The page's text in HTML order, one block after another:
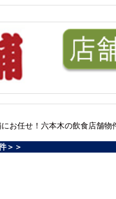
お任せ！六本木の飲食店舗物
＞＞